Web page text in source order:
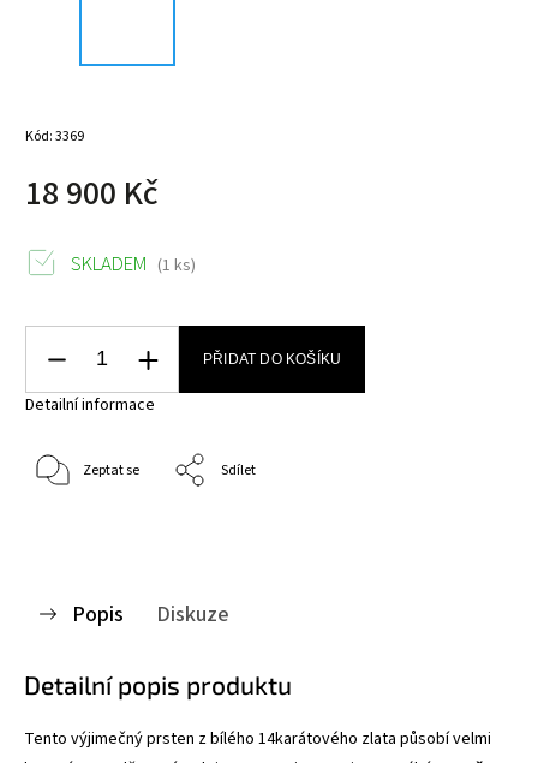
Kód:3369
18 900 Kč
SKLADEM (1 ks)
PŘIDAT DO KOŠÍKU
Detailní informace
Zeptat se Sdílet
Popis Diskuze
Detailní popis produktu
Tento výjimečný prsten z bílého 14karátového zlata působí velmi